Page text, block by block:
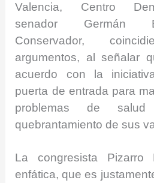
Valencia, Centro
senador Germán
Conservador,
argumentos, al señalar
acuerdo con la
puerta de entrada para
problemas de
quebrantamiento de sus
La congresista Pizarro
enfática, que es